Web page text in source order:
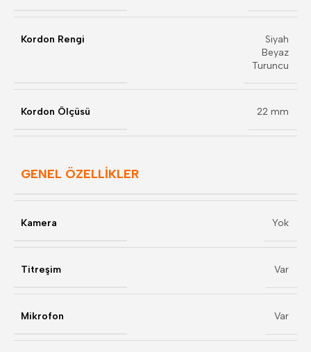
Kordon Rengi
Siyah
Beyaz
Turuncu
Kordon Ölçüsü 22 mm
GENEL ÖZELLİKLER
Kamera Yok
Titreşim Var
Mikrofon Var